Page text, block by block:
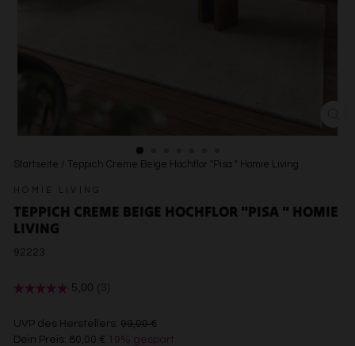
Startseite / Teppich Creme Beige Hochflor "Pisa " Homie Living
HOMIE LIVING
TEPPICH CREME BEIGE HOCHFLOR "PISA " HOMIE
LIVING
92223
UVP des Herstellers: 99,00 €€99,00
Dein Preis: 80,00 € 19% gespart